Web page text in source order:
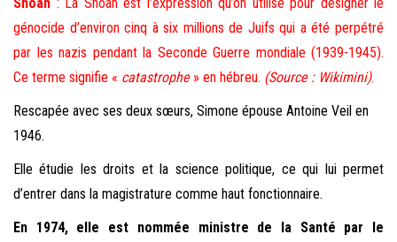
génocide d’environ cinq à six millions de Juifs qui a été perpétré
par les nazis pendant la Seconde Guerre mondiale (1939-1945).
Ce terme signifie « catastrophe » en hébreu. (Source :Wikimini).
Rescapée avec ses deux sœurs, Simone épouse Antoine Veil en
1946.
Elle étudie les droits et la science politique, ce qui lui permet
d’entrer dans la magistrature comme haut fonctionnaire.
En 1974, elle est nommée ministre de la Santé par le